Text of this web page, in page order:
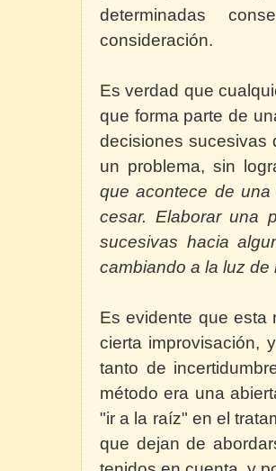
determinadas
consideración.
Es verdad que
que forma parte de
decisiones sucesivas
un problema, sin
que acontece de
cesar. Elaborar una
sucesivas hacia
cambiando a la luz
Es evidente que esta
cierta improvisación,
tanto de
método era una
"ir a la raíz" en el
que dejan de